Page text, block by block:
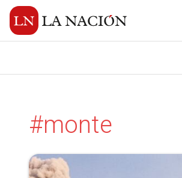
#monte